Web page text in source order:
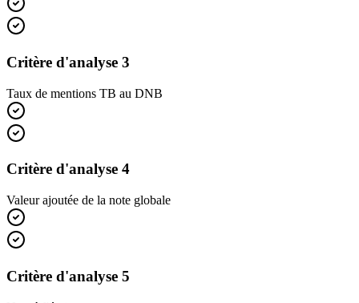
Critère d'analyse 3
Taux de mentions TB au DNB
Critère d'analyse 4
Valeur ajoutée de la note globale
Critère d'analyse 5